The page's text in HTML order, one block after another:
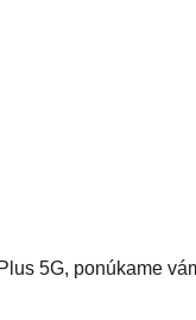
5G, ponúkame